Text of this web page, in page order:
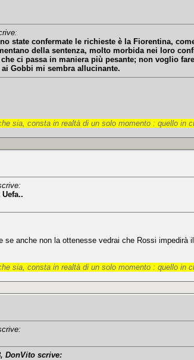
state confermate le richieste è la Fiorentina,
della sentenza, molto morbida nei loro
ci passa in maniera più pesante; non voglio
Gobbi mi sembra allucinante.
sia, consta in realtà di un solo momento : quello in
se anche non la ottenesse vedrai che Rossi impedirà
sia, consta in realtà di un solo momento : quello in
DonVito scrive: